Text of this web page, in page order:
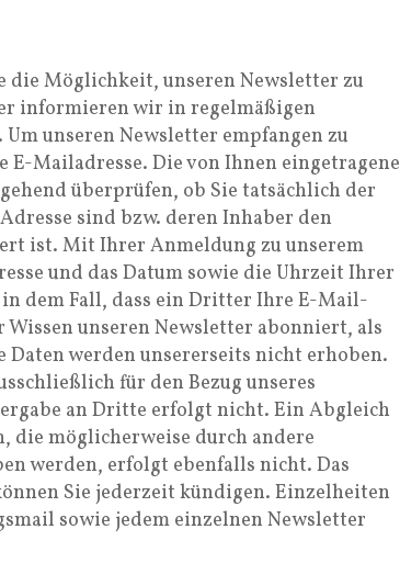
die Möglichkeit, unseren Newsletter zu
informieren wir in regelmäßigen
unseren Newsletter empfangen zu
Mailadresse. Die von Ihnen eingetragene
überprüfen, ob Sie tatsächlich der
sind bzw. deren Inhaber den
ist. Mit Ihrer Anmeldung zu unserem
und das Datum sowie die Uhrzeit Ihrer
dem Fall, dass ein Dritter Ihre E-Mail-
unseren Newsletter abonniert, als
werden unsererseits nicht erhoben.
für den Bezug unseres
an Dritte erfolgt nicht. Ein Abgleich
die möglicherweise durch andere
werden, erfolgt ebenfalls nicht. Das
Sie jederzeit kündigen. Einzelheiten
sowie jedem einzelnen Newsletter